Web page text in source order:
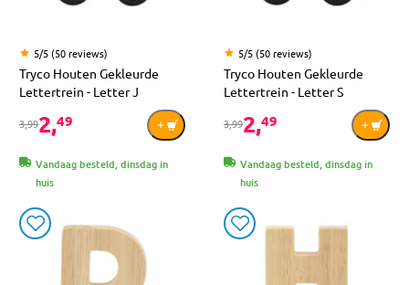
5/5 (50 reviews)
Tryco Houten Gekleurde
Lettertrein - Letter J
3,992,49
Vandaag besteld, dinsdag in
huis
5/5 (50 reviews)
Tryco Houten Gekleurde
Lettertrein - Letter S
3,992,49
Vandaag besteld, dinsdag in
huis